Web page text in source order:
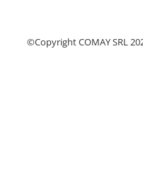
©Copyright COMAY SRL